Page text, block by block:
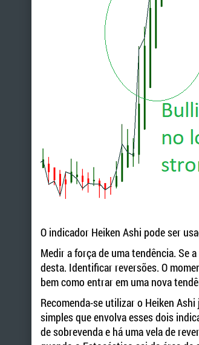
O indicador Heiken Ashi pode ser
Medir a força de uma tendência. Se
desta. Identificar reversões. O
bem como entrar em uma nova
Recomenda-se utilizar o Heiken
simples que envolva esses dois
de sobrevenda e há uma vela de